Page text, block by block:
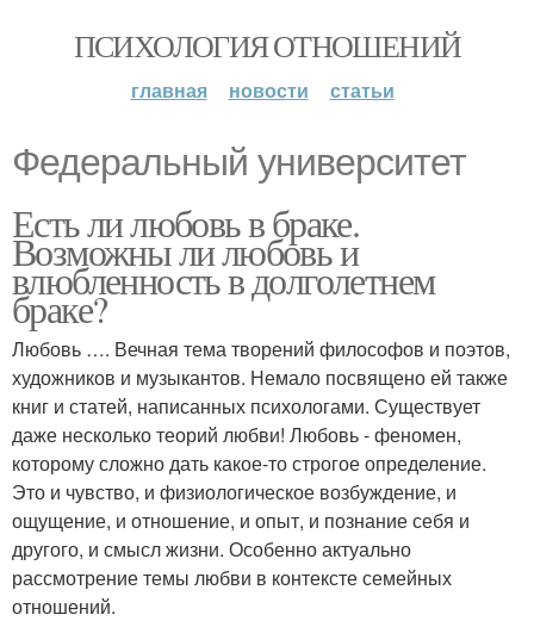
ПСИХОЛОГИЯ ОТНОШЕНИЙ
главная новости статьи
Федеральный университет
Есть ли любовь в браке.
Возможны ли любовь и
влюбленность в долголетнем
браке?
Любовь …. Вечная тема творений философов и поэтов,
художников и музыкантов. Немало посвящено ей также
книг и статей, написанных психологами. Существует
даже несколько теорий любви! Любовь - феномен,
которому сложно дать какое-то строгое определение.
Это и чувство, и физиологическое возбуждение, и
ощущение, и отношение, и опыт, и познание себя и
другого, и смысл жизни. Особенно актуально
рассмотрение темы любви в контексте семейных
отношений.